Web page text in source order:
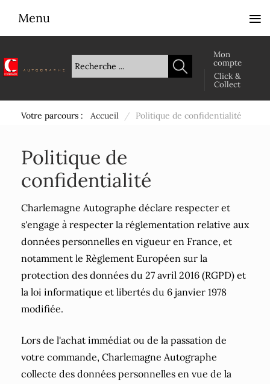
Mon
compte
Click &
Collect
Votre parcours : Accueil / Politique de confidentialité
Politique de
confidentialité
Charlemagne Autographe déclare respecter et
s'engage à respecter la réglementation relative aux
données personnelles en vigueur en France, et
notamment le Règlement Européen sur la
protection des données du 27 avril 2016 (RGPD) et
la loi informatique et libertés du 6 janvier 1978
modifiée.
Lors de l'achat immédiat ou de la passation de
votre commande, Charlemagne Autographe
collecte des données personnelles en vue de la
Menu ≡